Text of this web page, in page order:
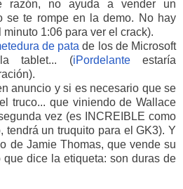
razón, no ayuda a vender un
se te rompe en la demo. No hay
1:06 para ver el crack).
de pata de los de Microsoft
la tablet... (iPordelanteestaría
anuncio y si es necesario que se
truco... que viniendo de Wallace
vez (es INCREIBLE como
tendrá un truquito para el GK3). Y
de Jamie Thomas, que vende su
que dice la etiqueta: son duras de